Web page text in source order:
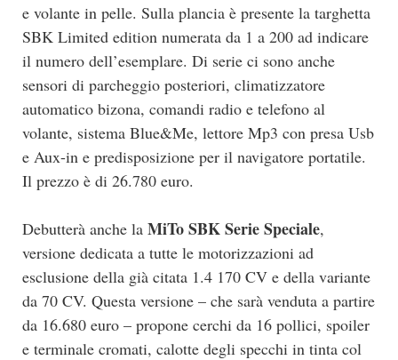
e volante in pelle. Sulla plancia è presente la targhetta
SBK Limited edition numerata da 1 a 200 ad indicare
il numero dell’esemplare. Di serie ci sono anche
sensori di parcheggio posteriori, climatizzatore
automatico bizona, comandi radio e telefono al
volante, sistema Blue&Me, lettore Mp3 con presa Usb
e Aux-in e predisposizione per il navigatore portatile.
Il prezzo è di 26.780 euro.
Debutterà anche la MiTo SBK Serie Speciale,
versione dedicata a tutte le motorizzazioni ad
esclusione della già citata 1.4 170 CV e della variante
da 70 CV. Questa versione – che sarà venduta a partire
da 16.680 euro – propone cerchi da 16 pollici, spoiler
e terminale cromati, calotte degli specchi in tinta col